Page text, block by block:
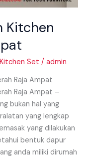
Kitchen
Kitchen Set /admin
Raja Ampat
Raja Ampat –
bukan hal yang
yang lengkap
yang dilakukan
bentuk dapur
anda miliki dirumah